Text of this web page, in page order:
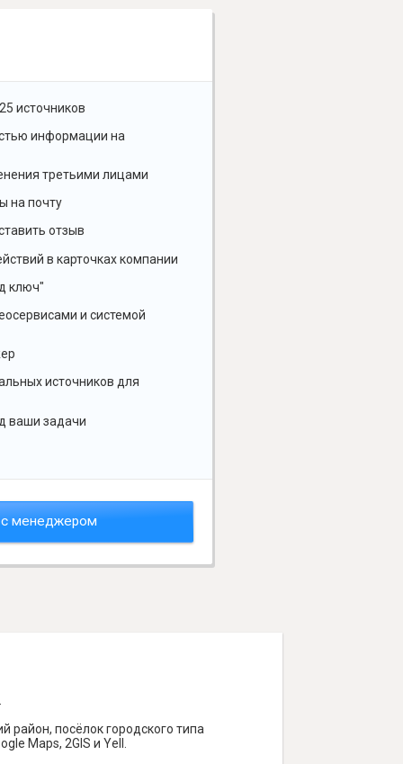
источников
информации на
третьими лицами
на почту
отзыв
в карточках компании
ключ"
и системой
источников для
ваши задачи
с менеджером
посёлок городского типа
Maps, 2GIS и Yell.